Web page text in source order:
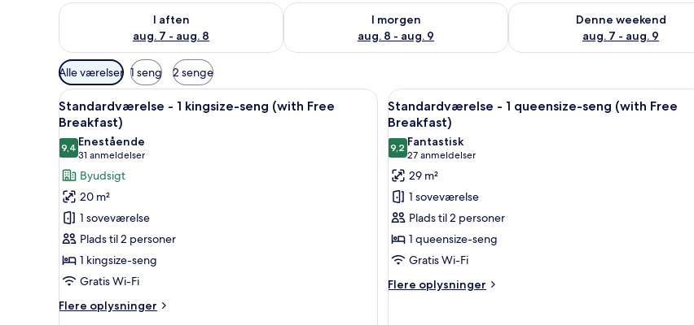
I aften
aug. 7 - aug. 8
Tjek tilgængelighed for i aften aug. 7 - aug. 8
I morgen
aug. 8 - aug. 9
Tjek tilgængelighed for i morgen aug. 8 - aug. 9
Denne weekend
aug. 7 - aug. 9
Tjek tilgængelighed for denne
Tilgængelige
filtre
for
værelser
Alle værelser 1 seng 2 senge
Indlæs
alle
billeder
af
Standardværelse
-
kingsize-
seng
(with
Free
Breakfast)
Puder med ordene "bløde" og "faste" påtrykt.
7
Standardværelse - 1 kingsize-seng (with Free
Breakfast)
9,49,4 ud af 10
Enestående
31 anmeldelser
(31
anmeldelser)
Byudsigt
20 m²
1 soveværelse
Plads til 2 personer
1 kingsize-seng
Gratis Wi-Fi
Flere oplysninger
Flere
Indlæs
alle
billeder
af
Standardværelse
-
queensize-
seng
(with
Free
Puder med ordene "bløde" og
6
Standardværelse - 1 queensize-seng (with Free
Breakfast)
9,29,2 ud af 10
Fantastisk
27 anmeldelser
(27
anmeldelser)
29 m²
1 soveværelse
Plads til 2 personer
1 queensize-seng
Gratis Wi-Fi
Flere oplysninger
Flere